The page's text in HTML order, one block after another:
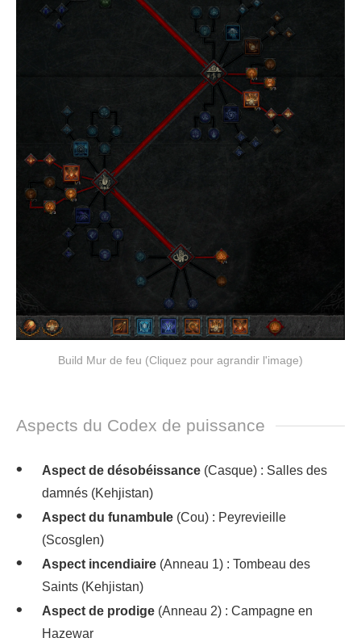
Build Mur de feu (Cliquez pour agrandir l'image)
Aspects du Codex de puissance
Aspect de désobéissance (Casque) : Salles des
damnés (Kehjistan)
Aspect du funambule (Cou) : Peyrevieille
(Scosglen)
Aspect incendiaire (Anneau 1) : Tombeau des
Saints (Kehjistan)
Aspect de prodige (Anneau 2) : Campagne en
Hazewar